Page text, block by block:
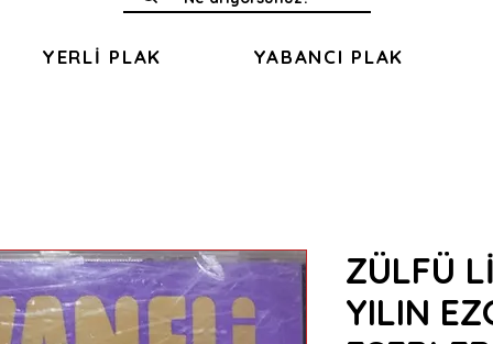
YERLİ PLAK YABANCI PLAK
ZÜLFÜ
YILIN